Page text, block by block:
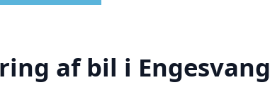
af bil i Engesvang